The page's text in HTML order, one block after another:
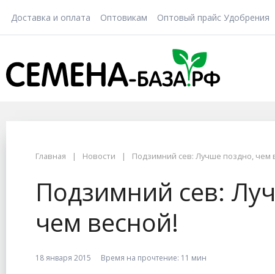
Доставка и оплата Оптовикам Оптовый прайс Удобрения
Главная Новости Подзимний сев: Лучше поздно, чем
Подзимний сев:
чем весной!
18 января 2015 Время на прочтение: 11 мин